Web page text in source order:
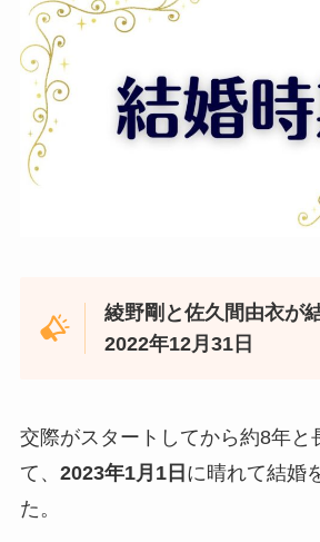
綾野剛と佐久間由衣が
2022年12月31日
交際がスタートしてから約8年と
て、 2023年1月1日 に晴れて結婚
た。